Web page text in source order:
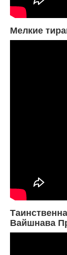
Мелкие
Вайшнава